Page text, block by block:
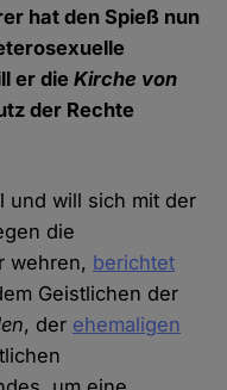
hat den Spieß nun
er dieKirche von
der Rechte
und will sich mit der
die
wehren, berichtet
Geistlichen der
, der ehemaligen